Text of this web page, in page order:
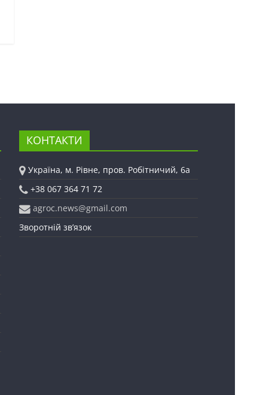
КОНТАКТИ
Україна, м. Рівне, пров. Робітничий, 6а
+38 067 364 71 72
agroc.news@gmail.com
Зворотній зв’язок